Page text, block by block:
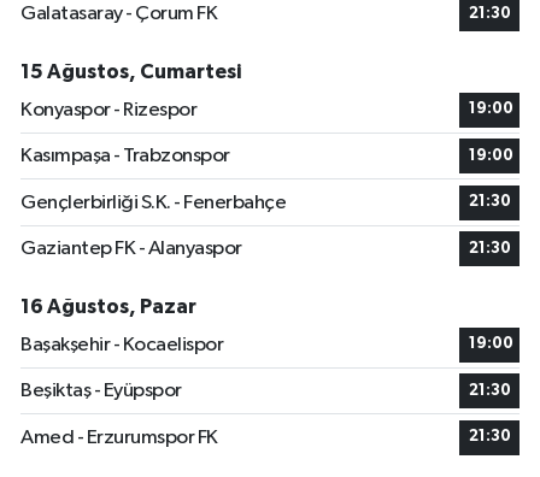
Galatasaray - Çorum FK
21:30
15 Ağustos, Cumartesi
Konyaspor - Rizespor
19:00
Kasımpaşa - Trabzonspor 19:00
Gençlerbirliği S.K. - Fenerbahçe 21:30
Gaziantep FK - Alanyaspor 21:30
16 Ağustos, Pazar
Başakşehir - Kocaelispor
19:00
Beşiktaş - Eyüpspor 21:30
Amed - Erzurumspor FK 21:30